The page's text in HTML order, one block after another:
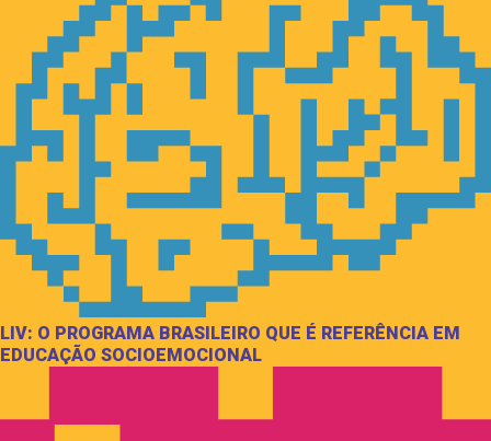
LIV: O PROGRAMA BRASILEIRO QUE É REFERÊNCIA EM
EDUCAÇÃO SOCIOEMOCIONAL